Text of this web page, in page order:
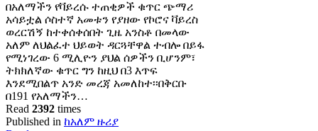
በአለማችን የቫይረሱ ተጠቂዎች ቁጥር ጭማሪ
አሳይቷል ሶስተኛ አመቱን የያዘው የኮሮና ቫይረስ
ወረርሽኝ ከተቀሰቀሰበት ጊዜ አንስቶ በመላው
አለም ለህልፈተ ህይወት ዳርጓቸዋል ተብሎ በይፋ
የሚነገረው 6 ሚሊዮን ያህል ሰዎችን ቢሆንም፣
ትክክለኛው ቁጥር ግን ከዚህ በ3 እጥፍ
እንደሚበልጥ አንድ መረጃ አመለከተ፡፡በቅርቡ
በ191 የአለማችን…
Read 2392 times
Published in ከአለም ዙሪያ